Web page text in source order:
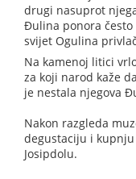
drugi nasuprot
Đulina ponora
svijet Ogulina
Na kamenoj litici
za koji narod kaže
je nestala njegova
Nakon razgleda
degustaciju i
Josipdolu.